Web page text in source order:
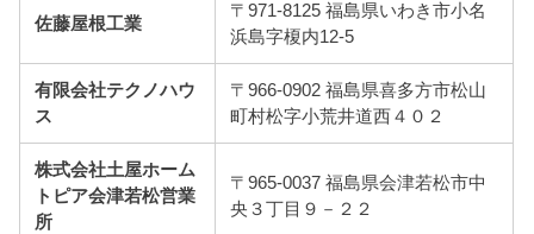
佐藤屋根工業
〒971-8125 福島県いわき市小名
浜島字榎内12-5
有限会社テクノハウ
ス
〒966-0902 福島県喜多方市松山
町村松字小荒井道西４０２
株式会社土屋ホーム
トピア会津若松営業
所
〒965-0037 福島県会津若松市中
央３丁目９－２２